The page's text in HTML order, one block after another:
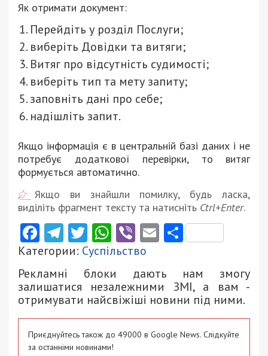
Як отримати документ:
Перейдіть у розділ Послуги;
виберіть Довідки та витяги;
Витяг про відсутність судимості;
виберіть тип та мету запиту;
заповніть дані про себе;
надішліть запит.
Якщо інформація є в центральній базі даних і не
потребує додаткової перевірки, то витяг
формується автоматично.
Якщо ви знайшли помилку, будь ласка,
виділіть фрагмент тексту та натисніть Ctrl+Enter.
Facebook
Telegram
Twitter
WhatsApp
ViberEmail
Категории: Суспільство
Рекламні блоки дають нам змогу
залишатися незалежними ЗМІ, а вам -
отримувати найсвіжіші новини під ними.
Приєднуйтесь також до 49000 в Google News. Слідкуйте
за останніми новинами!